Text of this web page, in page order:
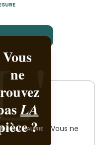
Vous
ne
LA
?
GALERIE
Créez-
la avec
Tommy
PIECE OF YOU
encore.
du reste. Vous ne